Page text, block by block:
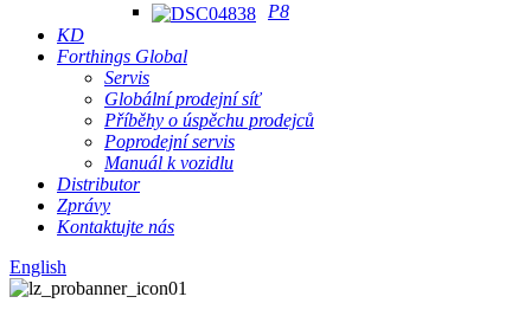
P8
KD
Forthings Global
Servis
Globální prodejní síť
Příběhy o úspěchu prodejců
Poprodejní servis
Manuál k vozidlu
Distributor
Zprávy
Kontaktujte nás
English